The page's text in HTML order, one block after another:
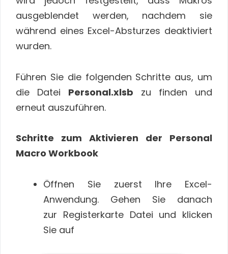
ausgeblendet werden, nachdem sie
während eines Excel-Absturzes deaktiviert
wurden.
Führen Sie die folgenden Schritte aus, um
die Datei Personal.xlsb zu finden und
erneut auszuführen.
Schritte zum Aktivieren der Personal
Macro Workbook
Öffnen Sie zuerst Ihre Excel-
Anwendung. Gehen Sie danach
zur Registerkarte Datei und klicken
Sie auf